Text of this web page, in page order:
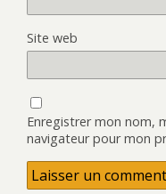
Site web
Enregistrer mon nom,
navigateur pour mon